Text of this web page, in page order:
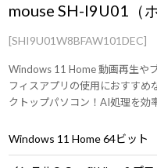
mouse SH-I9U01（
[SHI9U01W8BFAW101DEC]
Windows 11 Home 動画再生や
フィスアプリの使用におすすめ
クトップパソコン！AI処理を効
Windows 11 Home 64ビット